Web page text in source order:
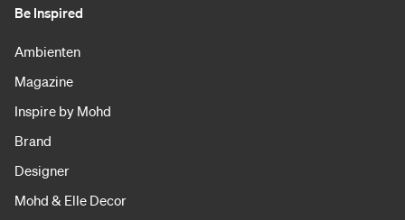
Be Inspired
Ambienten
Magazine
Inspire by Mohd
Brand
Designer
Mohd & Elle Decor